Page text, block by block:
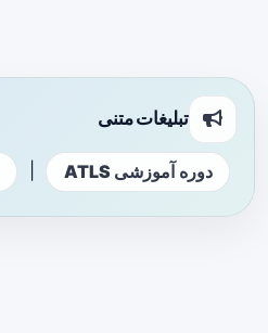
تبلیغات متنی
دوره آموزشی ATLS